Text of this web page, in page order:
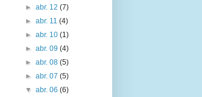
► abr. 12 (7)
► abr. 11 (4)
► abr. 10 (1)
► abr. 09 (4)
► abr. 08 (5)
► abr. 07 (5)
▼ abr. 06 (6)